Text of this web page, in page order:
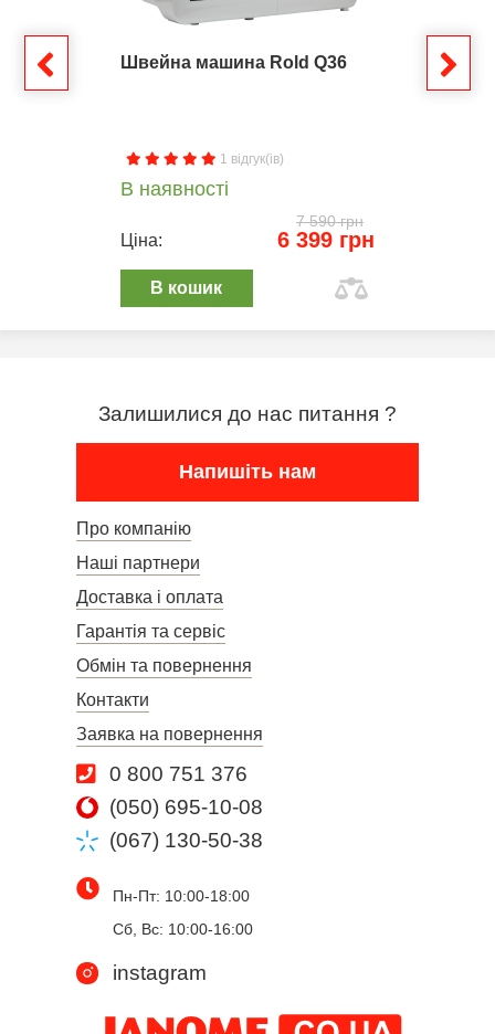
Швейна машина Rold Q36
1 відгук(ів)
В наявності
7 590 грн
Ціна: 6 399 грн
В кошик
Залишилися до нас питання ?
Напишіть нам
Про компанію
Наші партнери
Доставка і оплата
Гарантія та сервіс
Обмін та повернення
Контакти
Заявка на повернення
0 800 751 376
(050) 695-10-08
(067) 130-50-38
Пн-Пт: 10:00-18:00
Сб, Вс: 10:00-16:00
instagram